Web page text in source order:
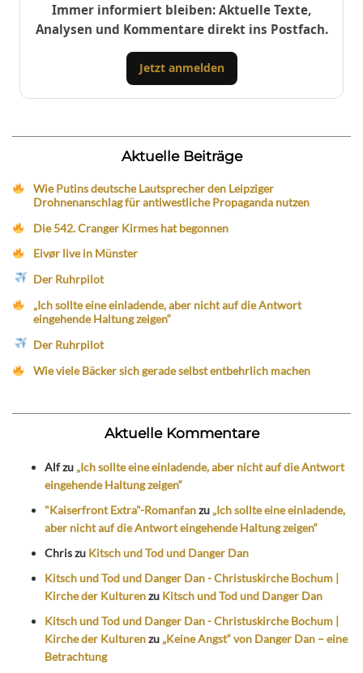
Immer informiert bleiben: Aktuelle Texte,
Analysen und Kommentare direkt ins Postfach.
Jetzt anmelden
Aktuelle Beiträge
Wie Putins deutsche Lautsprecher den Leipziger
Drohnenanschlag für antiwestliche Propaganda nutzen
Die 542. Cranger Kirmes hat begonnen
Eivør live in Münster
Der Ruhrpilot
„Ich sollte eine einladende, aber nicht auf die Antwort
eingehende Haltung zeigen“
Der Ruhrpilot
Wie viele Bäcker sich gerade selbst entbehrlich machen
Aktuelle Kommentare
Alfzu „Ich sollte eine einladende, aber nicht auf die Antwort
eingehende Haltung zeigen“
"Kaiserfront Extra"-Romanfanzu „Ich sollte eine einladende,
aber nicht auf die Antwort eingehende Haltung zeigen“
Chriszu Kitsch und Tod und Danger Dan
Kitsch und Tod und Danger Dan - Christuskirche Bochum |
Kirche der Kulturenzu Kitsch und Tod und Danger Dan
Kitsch und Tod und Danger Dan - Christuskirche Bochum |
Kirche der Kulturenzu „Keine Angst“ von Danger Dan – eine
Betrachtung